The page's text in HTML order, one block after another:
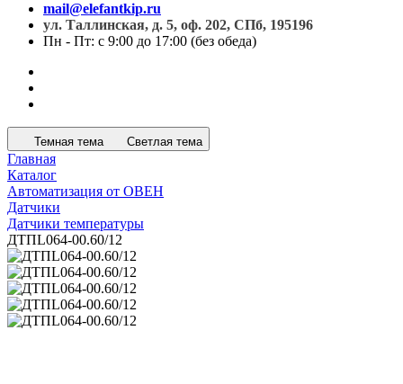
mail@elefantkip.ru
ул. Таллинская, д. 5, оф. 202, СПб, 195196
Пн - Пт: с 9:00 до 17:00 (без обеда)
Темная тема Светлая тема
Главная
Каталог
Автоматизация от ОВЕН
Датчики
Датчики температуры
ДТПL064-00.60/12